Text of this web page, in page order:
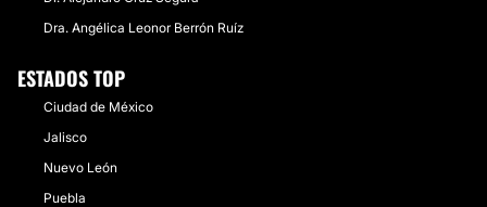
Dra. Angélica Leonor Berrón Ruíz
ESTADOS TOP
Ciudad de México
Jalisco
Nuevo León
Puebla